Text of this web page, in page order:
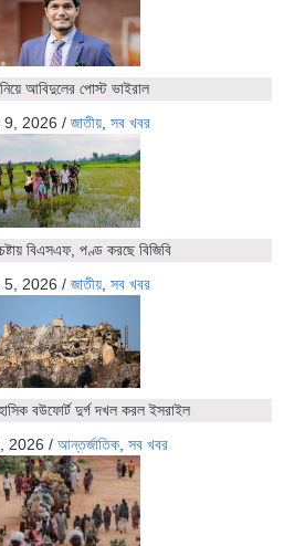
আবিদুলের পোস্ট ভাইরাল
9, 2026 / জাতীয়, সব খবর
বিএসএফ, পণ্ড করছে বিজিবি
5, 2026 / জাতীয়, সব খবর
বউফোর্ট দুর্গ দখল করল ইসরাইল
2026 / আন্তর্জাতিক, সব খবর